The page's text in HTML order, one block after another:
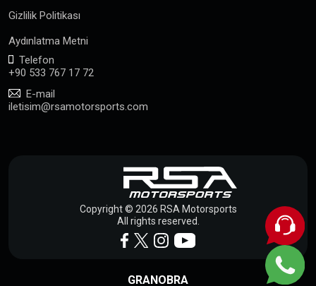
Gizlilik Politikası
Aydınlatma Metni
Telefon
+90 533 767 17 72
E-mail
iletisim@rsamotorsports.com
Copyright © 2026 RSA Motorsports
All rights reserved.
GRANOBRA